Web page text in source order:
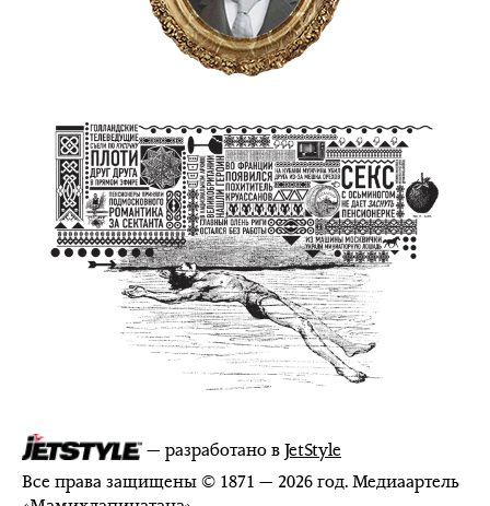
— разработано вJetStyle
Все права защищены © 1871 — 2026 год. Медиаартель